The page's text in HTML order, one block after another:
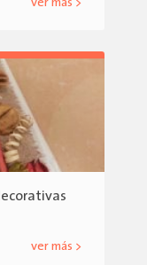
ver más >
ver más >